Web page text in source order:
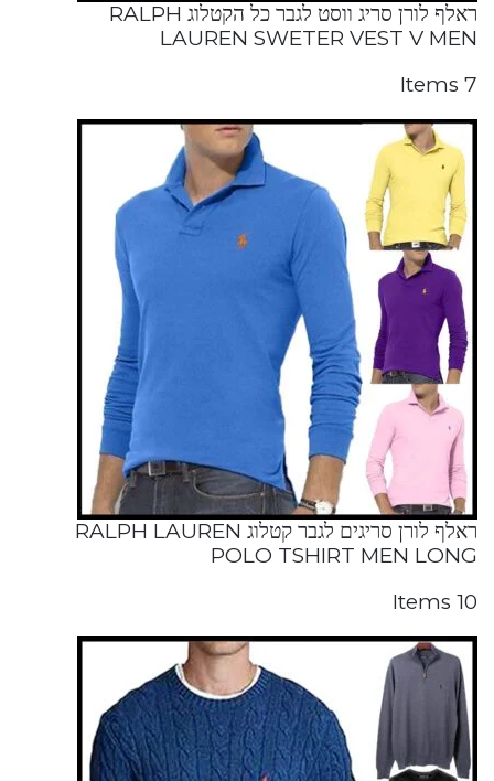
ראלף לורן סריג ווסט לגבר כל הקטלוג RALPH
LAUREN SWETER VEST V MEN
7 Items
ראלף לורן סריגים לגבר קטלוג RALPH LAUREN
POLO TSHIRT MEN LONG
10 Items